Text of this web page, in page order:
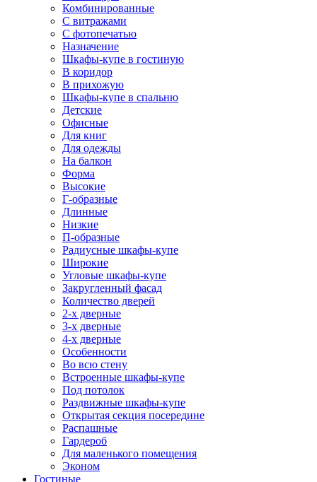
Комбинированные
С витражами
С фотопечатью
Назначение
Шкафы-купе в гостиную
В коридор
В прихожую
Шкафы-купе в спальню
Детские
Офисные
Для книг
Для одежды
На балкон
Форма
Высокие
Г-образные
Длинные
Низкие
П-образные
Радиусные шкафы-купе
Широкие
Угловые шкафы-купе
Закругленный фасад
Количество дверей
2-х дверные
3-х дверные
4-х дверные
Особенности
Во всю стену
Встроенные шкафы-купе
Под потолок
Раздвижные шкафы-купе
Открытая секция посередине
Распашные
Гардероб
Для маленького помещения
Эконом
Гостиные